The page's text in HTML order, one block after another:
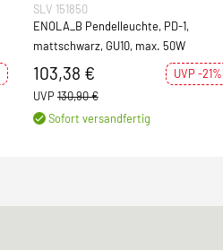
SLV 151850
ENOLA_B Pendelleuchte, PD-1,
mattschwarz, GU10, max. 50W
103,38 €
UVP -21%
UVP 130,90 €
Sofort versandfertig